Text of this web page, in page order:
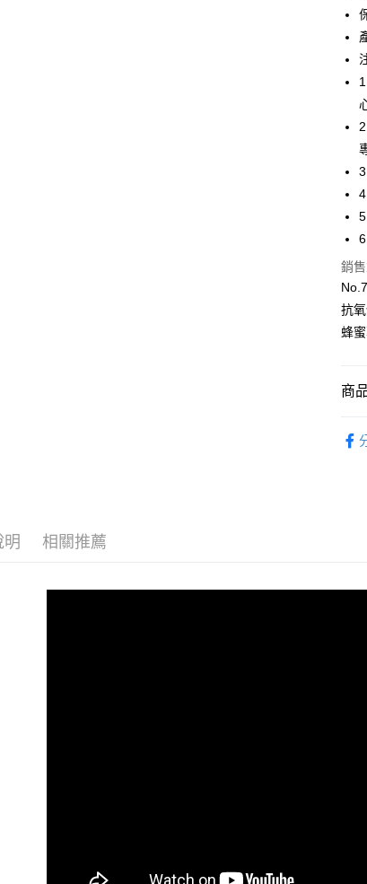
街
悠
全
每
付
每
7-
每
付
每
每
免
銷
抗
蜂
商
明 相關推薦